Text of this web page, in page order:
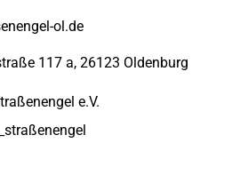
ol.de
117 a, 26123 Oldenburg
e.V.